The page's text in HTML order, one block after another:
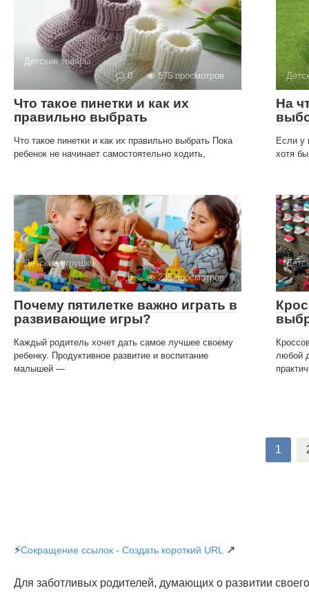
Детские товары
0
575 просмотров
Что такое пинетки и как их
правильно выбрать
Что такое пинетки и как их правильно выбрать Пока
ребенок не начинает самостоятельно ходить,
На
Если у
хотя
Детские игрушки
0
235 просмотров
Почему пятилетке важно играть в
развивающие игры?
Каждый родитель хочет дать самое лучшее своему
ребенку. Продуктивное развитие и воспитание
малышей —
любой
1
⚡Сокращение ссылок - Создать короткий URL ↗
Для заботливых родителей, думающих о развитии